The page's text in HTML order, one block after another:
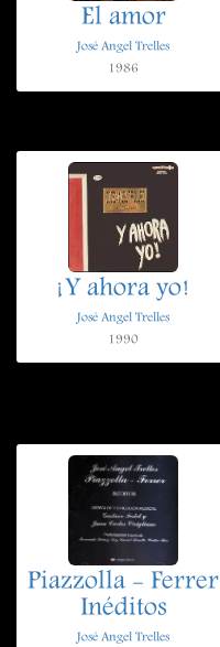
El amor
José Angel Trelles
1986
¡Y ahora yo!
José Angel Trelles
1990
Piazzolla - Ferrer
Inéditos
José Angel Trelles